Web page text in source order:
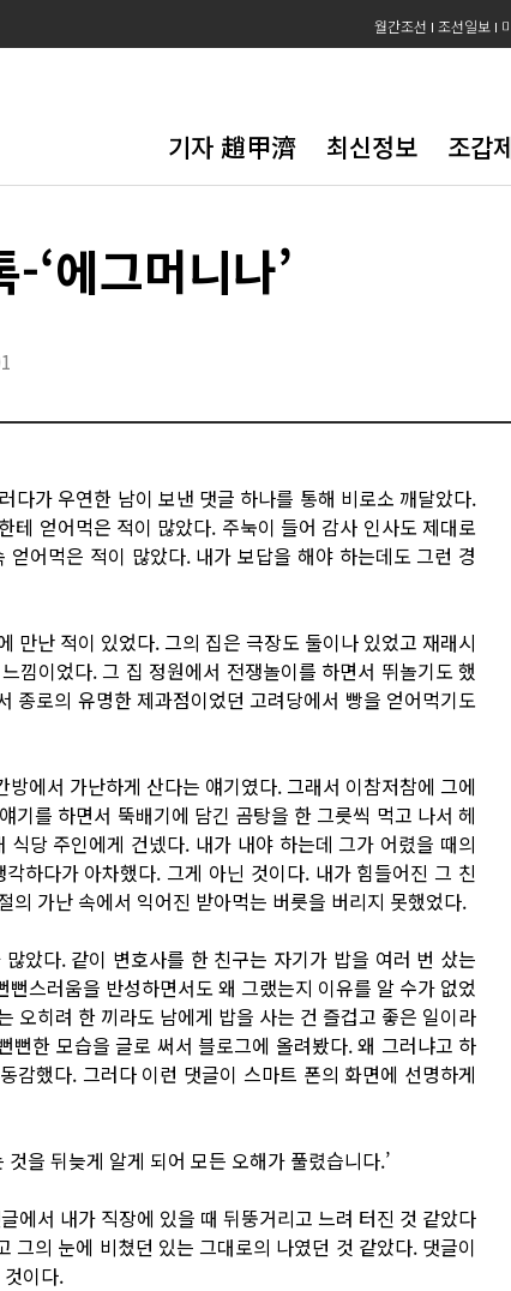
월간조선 조선일보
기자 趙甲濟 최신정보 조갑
‘에그머니나’
다가 우연한 남이 보낸 댓글 하나를 통해 비로소 깨달았다.
얻어먹은 적이 많았다. 주눅이 들어 감사 인사도 제대로
어먹은 적이 많았다. 내가 보답을 해야 하는데도 그런 경
만난 적이 있었다. 그의 집은 극장도 둘이나 있었고 재래시
낌이었다. 그 집 정원에서 전쟁놀이를 하면서 뛰놀기도 했
종로의 유명한 제과점이었던 고려당에서 빵을 얻어먹기도
에서 가난하게 산다는 얘기였다. 그래서 이참저참에 그에
를 하면서 뚝배기에 담긴 곰탕을 한 그릇씩 먹고 나서 헤
당 주인에게 건넸다. 내가 내야 하는데 그가 어렸을 때의
하다가 아차했다. 그게 아닌 것이다. 내가 힘들어진 그 친
가난 속에서 익어진 받아먹는 버릇을 버리지 못했었다.
았다. 같이 변호사를 한 친구는 자기가 밥을 여러 번 샀는
스러움을 반성하면서도 왜 그랬는지 이유를 알 수가 없었
오히려 한 끼라도 남에게 밥을 사는 건 즐겁고 좋은 일이라
한 모습을 글로 써서 블로그에 올려봤다. 왜 그러냐고 하
감했다. 그러다 이런 댓글이 스마트 폰의 화면에 선명하게
을 뒤늦게 알게 되어 모든 오해가 풀렸습니다.’
에서 내가 직장에 있을 때 뒤뚱거리고 느려 터진 것 같았다
의 눈에 비쳤던 있는 그대로의 나였던 것 같았다. 댓글이
이다.